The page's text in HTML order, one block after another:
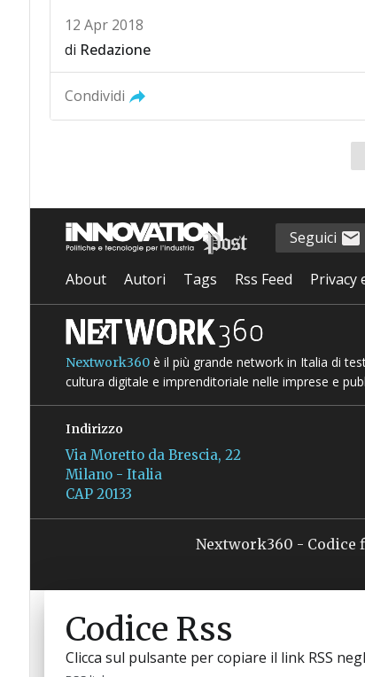
12 Apr 2018
di Redazione
Condividi
Seguici
About Autori Tags Rss Feed Privacy
Nextwork360è il più grande network in Italia di
cultura digitale e imprenditoriale nelle imprese e
Indirizzo
Via Moretto da Brescia, 22
Milano - Italia
CAP 20133
Nextwork360 - Codice
Codice Rss
Clicca sul pulsante per copiare il link RSS